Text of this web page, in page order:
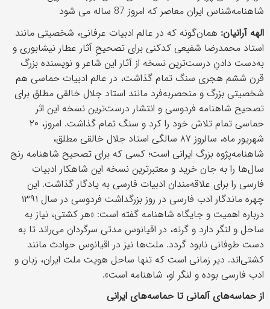
شاهنامه‌شناس ایران معاصر که امروز 87 ساله می شود
الهه آرانیان: همان‌گونه که در عالم ادبیات عرفانی، شخصیتی مانند
استاد محمدرضا شفیعی کدکنی برای تصحیحِ آثار عطار نیشابوری و
به‌دست دادنِ درست‌ترین نسخه از آثار این شاعر و نویسنده بزرگ
قرن ششم هجری سنگ تمام گذاشت، در عالم ادبیات حماسی هم
شخصیتی بزرگ و منحصربه‌فرد مانند استاد جلال خالقی مطلق برای
تصحیح شاهنامه فردوسی و انتشار درست‌ترین نسخه این اثر
حماسی تمام تلاش خود را کرد و سنگ تمام گذاشت. امروز، ۲۰
شهریور ماه، سالروز ۸۷ سالگی استاد جلال خالقی مطلق،
شاهنامه‌پژوه بزرگ ایرانی است؛ کسی که برای تصحیح شاهنامه رنج
سال‌ها را به جان خرید و معتبرترین نسخه این شاهکار ادبیات
فارسی را برای علاقه‌مندان ادبیات فارسی به یادگار گذاشت. این
چهره ماندگار ادب فارسی در روز بزرگداشت فردوسی در سال ۱۳۹۱
درباره اهمیت و جایگاه شاهنامه گفته است: «هر کشتی، نیاز به
ساحل و لنگر دارد و گرنه، در اقیانوس مدتی سرگردان می‌راند تا به
دست طوفانی نابود گردد. ملت‌ها نیز در اقیانوس حوادث مانند
کشتی‌اند. دیر زمانی است که تنها ساحل هویت ملت ایران، زبان و
ادب فارسی بوده و لنگر او، شاهنامه است».
از حماسه‌های آلمانی تا حماسه‌های ایرانی